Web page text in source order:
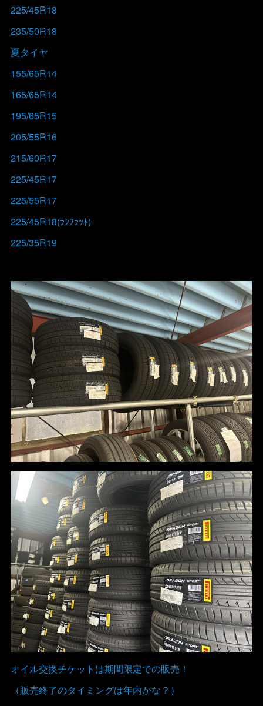
225/45R18
235/50R18
夏タイヤ
155/65R14
165/65R14
195/65R15
205/55R16
215/60R17
225/45R17
225/55R17
225/45R18(ﾗﾝﾌﾗｯﾄ)
225/35R19
オイル交換チケットは期間限定での販売！
（販売終了のタイミングは年内かな？）